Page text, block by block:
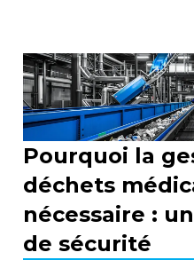
Pourquoi la
déchets
nécessaire :
de sécurité